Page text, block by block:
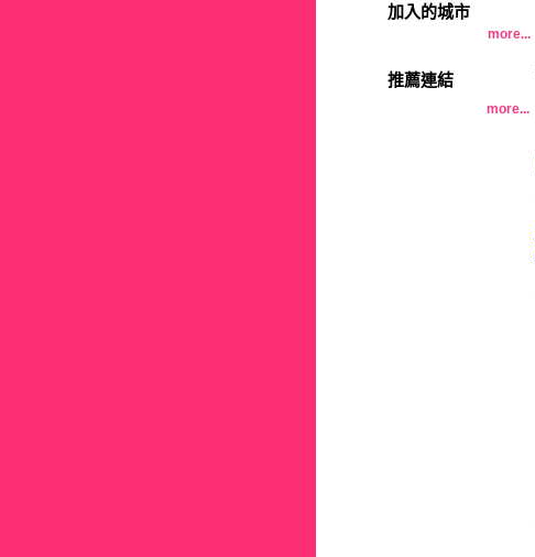
加入的城市
more...
推薦連結
more...